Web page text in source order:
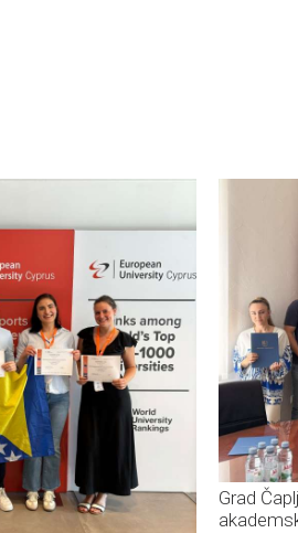
Grad